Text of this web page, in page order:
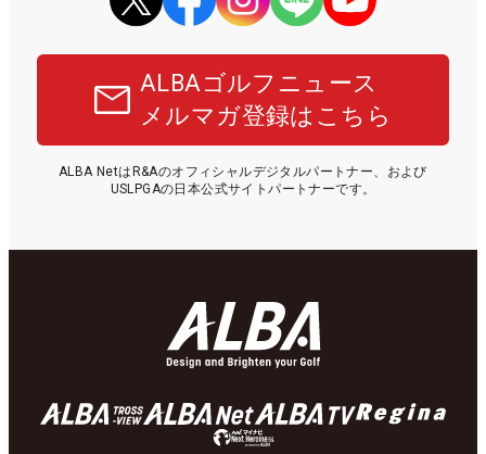
ALBAゴルフニュース
メルマガ登録はこちら
ALBA NetはR&Aのオフィシャルデジタルパートナー、および
USLPGAの日本公式サイトパートナーです。